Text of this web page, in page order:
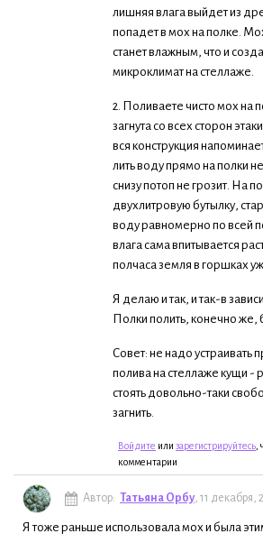
лишняя влага выйдет из
попадет в мох на полке.
станет влажным, что и
микроклимат на стеллаже.
2. Поливаете чисто мох на
загнута со всех сторон
вся конструкция
лить воду прямо на полки
снизу потоп не грозит. На
двухлитровую бутылку,
воду равномерно по всей
влага сама впитывается
полчаса земля в горшках
Я делаю и так, и так-в
Полки полить, конечно же,
Совет: не надо устраивать
полива на стеллаже кущи -
стоять довольно-таки
загнить.
Войдите или зарегистрируйтесь
комментарии
Автор: Татьяна Орбу, 11 декабря,
Я тоже раньше использовала мох и была